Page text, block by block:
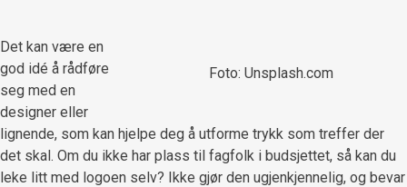
Foto: Unsplash.com
Det kan være en
god idé å rådføre
seg med en
designer eller
lignende, som kan hjelpe deg å utforme trykk som treffer der
det skal. Om du ikke har plass til fagfolk i budsjettet, så kan du
leke litt med logoen selv? Ikke gjør den ugjenkjennelig, og bevar